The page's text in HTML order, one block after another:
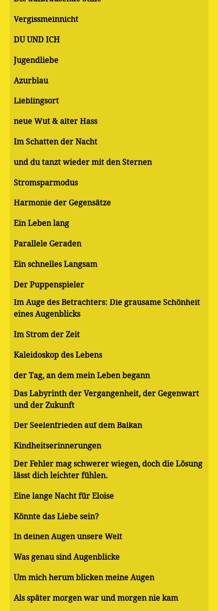
Vergissmeinnicht
DU UND ICH
Jugendliebe
Azurblau
Lieblingsort
neue Wut & alter Hass
Im Schatten der Nacht
und du tanzt wieder mit den Sternen
Stromsparmodus
Harmonie der Gegensätze
Ein Leben lang
Parallele Geraden
Ein schnelles Langsam
Der Puppenspieler
Im Auge des Betrachters: Die grausame Schönheit
eines Augenblicks
Im Strom der Zeit
Kaleidoskop des Lebens
der Tag, an dem mein Leben begann
Das Labyrinth der Vergangenheit, der Gegenwart
und der Zukunft
Der Seelenfrieden auf dem Balkan
Kindheitserinnerungen
Der Fehler mag schwerer wiegen, doch die Lösung
lässt dich leichter fühlen.
Eine lange Nacht für Eloise
Könnte das Liebe sein?
In deinen Augen unsere Welt
Was genau sind Augenblicke
Um mich herum blicken meine Augen
Als später morgen war und morgen nie kam